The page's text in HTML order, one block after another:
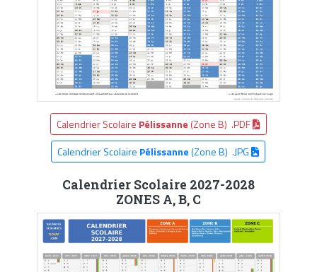
Calendrier Scolaire Pélissanne (Zone B) .PDF
Calendrier Scolaire Pélissanne(Zone B) .JPG
Calendrier Scolaire 2027-2028
ZONES A, B, C